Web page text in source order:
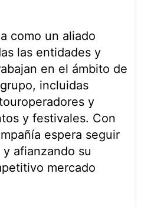
como un aliado
las entidades y
en el ámbito de
incluidas
y
y festivales. Con
espera seguir
afianzando su
mercado